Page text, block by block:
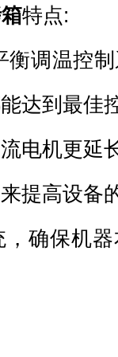
特点:
衡调温控
达到最佳
电机更延
提高设备
确保机